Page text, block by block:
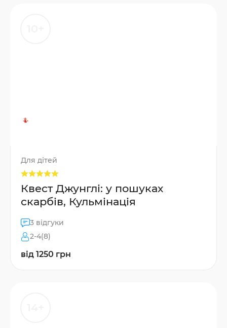
Для дітей
Квест Джунглі: у пошуках
скарбів, Кульмінація
3 відгуки
2-4(8)
від 1250 грн